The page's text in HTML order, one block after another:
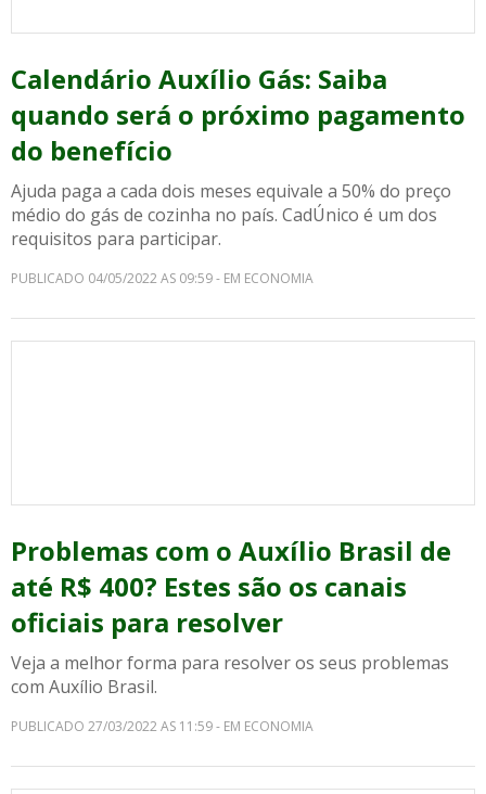
Calendário Auxílio Gás: Saiba
quando será o próximo pagamento
do benefício
Ajuda paga a cada dois meses equivale a 50% do preço
médio do gás de cozinha no país. CadÚnico é um dos
requisitos para participar.
PUBLICADO 04/05/2022 AS 09:59 - EM ECONOMIA
Problemas com o Auxílio Brasil de
até R$ 400? Estes são os canais
oficiais para resolver
Veja a melhor forma para resolver os seus problemas
com Auxílio Brasil.
PUBLICADO 27/03/2022 AS 11:59 - EM ECONOMIA